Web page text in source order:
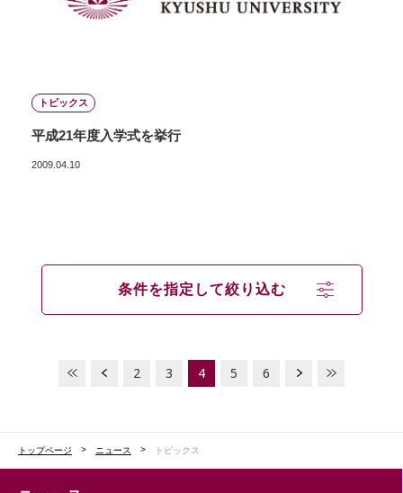
トピックス
平成21年度入学式を挙行
2009.04.10
条件を指定して絞り込む
2 3 4 5 6
トップページ ニュース トピックス